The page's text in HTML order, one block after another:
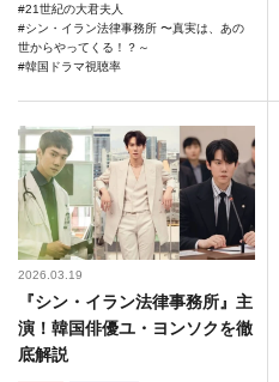
21世紀の大君夫人
シン・イラン法律事務所 〜真実は、あの
世からやってくる！？～
韓国ドラマ視聴率
2026.03.19
『シン・イラン法律事務所』主
演！韓国俳優ユ・ヨンソクを徹
底解説